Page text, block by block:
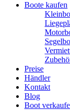
Boote kaufen
Preise
Händler
Kontakt
Blog
Boot